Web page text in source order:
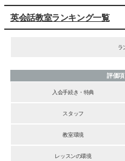
英会話教室ランキング一覧
ラ
評価
入会手続き・特典
スタッフ
教室環境
レッスンの環境